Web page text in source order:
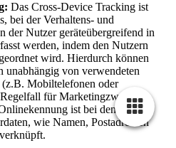
Das Cross-Device Tracking ist
bei der Verhaltens- und
der Nutzer geräteübergreifend in
werden, indem den Nutzern
wird. Hierdurch können
unabhängig von verwendeten
Mobiltelefonen oder
für Marketingzwecke
ist bei den meisten
wie Namen, Postadressen